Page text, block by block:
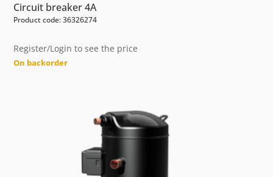
Circuit breaker 4A
Product code: 36326274
Register/Login to see the price
On backorder